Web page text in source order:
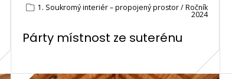
1. Soukromý interiér – propojený prostor / Ročník
2024
Párty místnost ze suterénu